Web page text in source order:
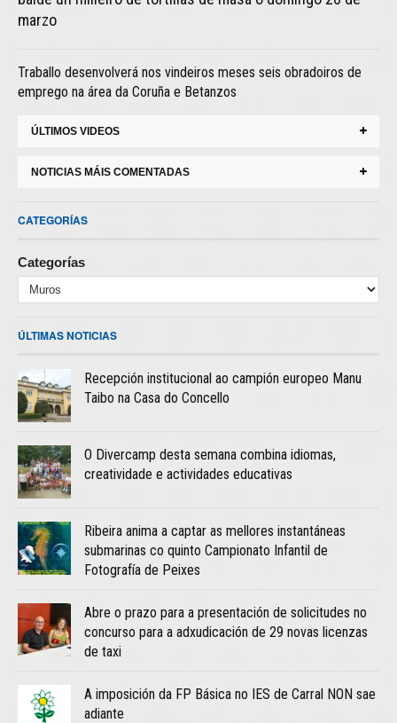
marzo
Traballo desenvolverá nos vindeiros meses seis obradoiros de
emprego na área da Coruña e Betanzos
ÚLTIMOS VIDEOS
NOTICIAS MÁIS COMENTADAS
CATEGORÍAS
Categorías
ÚLTIMAS NOTICIAS
Recepción institucional ao campión europeo Manu
Taibo na Casa do Concello
O Divercamp desta semana combina idiomas,
creatividade e actividades educativas
Ribeira anima a captar as mellores instantáneas
submarinas co quinto Campionato Infantil de
Fotografía de Peixes
Abre o prazo para a presentación de solicitudes no
concurso para a adxudicación de 29 novas licenzas
de taxi
A imposición da FP Básica no IES de Carral NON sae
adiante